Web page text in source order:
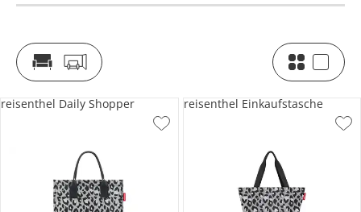
reisenthel Daily Shopper reisenthel Einkaufstasche